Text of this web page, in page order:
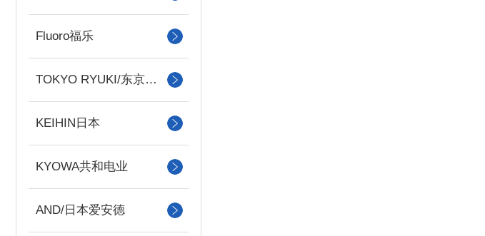
Fluoro福乐
TOKYO RYUKI/东京流机
KEIHIN日本
KYOWA共和电业
AND/日本爱安德